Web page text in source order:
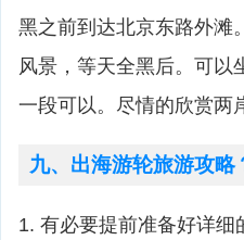
黑之前到达北京东路外滩
风景，等天全黑后。可以
一段可以。尽情的欣赏两
九、出海游轮旅游攻略
1. 有必要提前准备好详细